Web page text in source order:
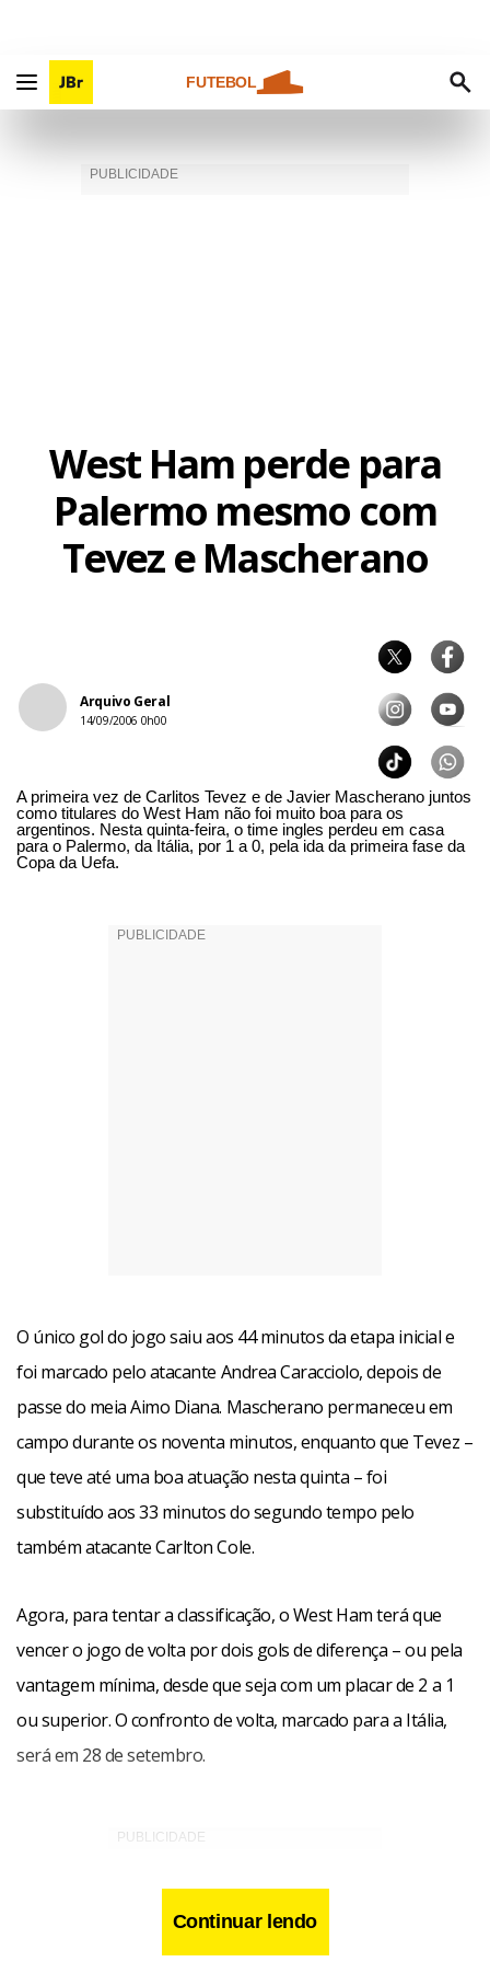
FUTEBOL
West Ham perde para
Palermo mesmo com
Tevez e Mascherano
Arquivo Geral
14/09/2006 0h00
A primeira vez de Carlitos Tevez e de Javier Mascherano juntos
como titulares do West Ham não foi muito boa para os
argentinos. Nesta quinta-feira, o time ingles perdeu em casa
para o Palermo, da Itália, por 1 a 0, pela ida da primeira fase da
Copa da Uefa.
O único gol do jogo saiu aos 44 minutos da etapa inicial e
foi marcado pelo atacante Andrea Caracciolo, depois de
passe do meia Aimo Diana. Mascherano permaneceu em
campo durante os noventa minutos, enquanto que Tevez –
que teve até uma boa atuação nesta quinta – foi
substituído aos 33 minutos do segundo tempo pelo
também atacante Carlton Cole.
Agora, para tentar a classificação, o West Ham terá que
vencer o jogo de volta por dois gols de diferença – ou pela
vantagem mínima, desde que seja com um placar de 2 a 1
ou superior. O confronto de volta, marcado para a Itália,
será em 28 de setembro.
Continuar lendo